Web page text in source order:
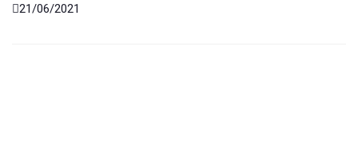
21/06/2021